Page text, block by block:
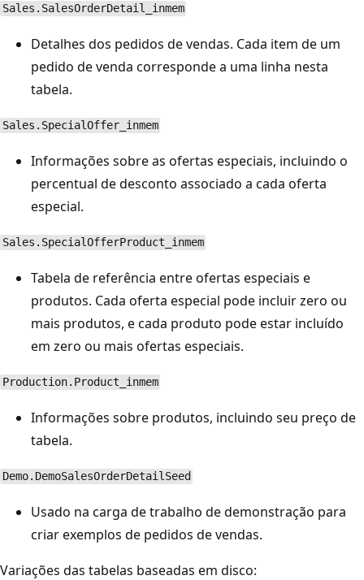
Sales.SalesOrderDetail_inmem
Detalhes dos pedidos de vendas. Cada item de um
pedido de venda corresponde a uma linha nesta
tabela.
Sales.SpecialOffer_inmem
Informações sobre as ofertas especiais, incluindo o
percentual de desconto associado a cada oferta
especial.
Sales.SpecialOfferProduct_inmem
Tabela de referência entre ofertas especiais e
produtos. Cada oferta especial pode incluir zero ou
mais produtos, e cada produto pode estar incluído
em zero ou mais ofertas especiais.
Production.Product_inmem
Informações sobre produtos, incluindo seu preço de
tabela.
Demo.DemoSalesOrderDetailSeed
Usado na carga de trabalho de demonstração para
criar exemplos de pedidos de vendas.
Variações das tabelas baseadas em disco: